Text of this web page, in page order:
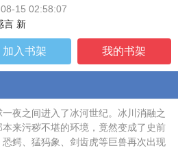
15 02:58:07
言 新
加入书架 我的书架
夜之间进入了冰河世纪。冰川消融之
来污秽不堪的环境，竟然变成了史前
鳄、猛犸象、剑齿虎等巨兽再次出现